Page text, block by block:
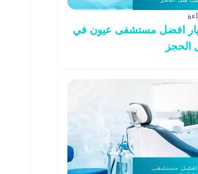
افضل مستشفى عيون في
الحجز